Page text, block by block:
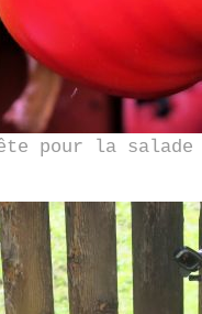
pour la salade